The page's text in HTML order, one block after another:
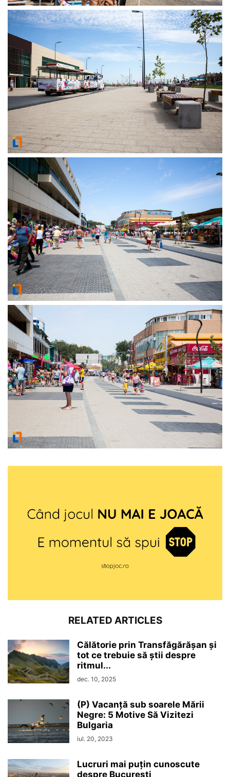
RELATED ARTICLES
Călătorie prin Transfăgărășan și
tot ce trebuie să știi despre
ritmul...
dec. 10, 2025
(P) Vacanță sub soarele Mării
Negre: 5 Motive Să Vizitezi
Bulgaria
iul. 20, 2023
Lucruri mai puțin cunoscute
despre București